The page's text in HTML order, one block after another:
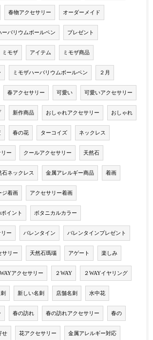
春物アクセサリー オーダーメイド
ーバリウムボールペン プレゼント
ミモザ アイテム ミモザ商品
ミモザハーバリウムボールペン ２月
春アクセサリー 可愛い 可愛いアクセサリー
新作商品 おしゃれアクセサリー おしゃれ
春の花 ターコイズ ネックレス
ー クールアクセサリー 天然石
石ネックレス 金属アレルギー商品 着画
ジ着画 アクセサリー着画
イント ボタニカルカラー
ー バレンタイン バレンタインプレゼント
サリー 天然石瑪瑙 アゲート 楽しみ
アクセサリー ２WAY ２WAYイヤリング
新しい名刺 店舗名刺 水中花
春の訪れ 春の訪れアクセサリー 春の
せ 花アクセサリー 金属アレルギー対応